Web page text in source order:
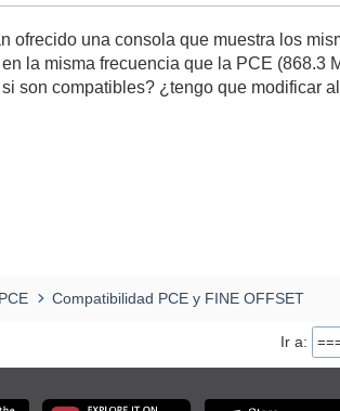
una consola que muestra los
la misma frecuencia que la PCE (868.3
son compatibles? ¿tengo que modificar
PCE Compatibilidad PCE y FINE OFFSET
Ir a